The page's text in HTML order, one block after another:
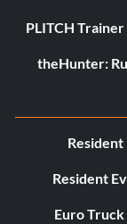
PLITCH
theHunter:
Resident
Resident
Euro